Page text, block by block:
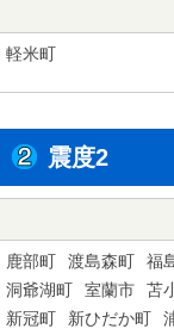
軽米町
震度2
鹿部町 渡島森町 福
洞爺湖町
室蘭市 苫
新冠町
新ひだか町